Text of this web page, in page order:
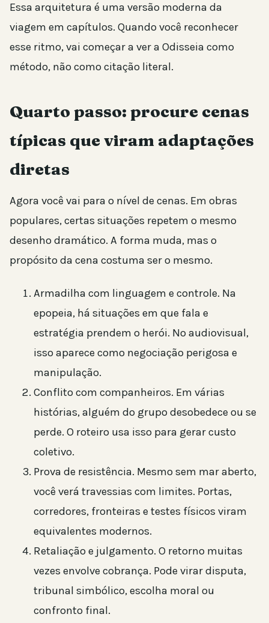
Essa arquitetura é uma versão moderna da
viagem em capítulos. Quando você reconhecer
esse ritmo, vai começar a ver a Odisseia como
método, não como citação literal.
Quarto passo: procure cenas
típicas que viram adaptações
diretas
Agora você vai para o nível de cenas. Em obras
populares, certas situações repetem o mesmo
desenho dramático. A forma muda, mas o
propósito da cena costuma ser o mesmo.
Armadilha com linguagem e controle. Na
epopeia, há situações em que fala e
estratégia prendem o herói. No audiovisual,
isso aparece como negociação perigosa e
manipulação.
Conflito com companheiros. Em várias
histórias, alguém do grupo desobedece ou se
perde. O roteiro usa isso para gerar custo
coletivo.
Prova de resistência. Mesmo sem mar aberto,
você verá travessias com limites. Portas,
corredores, fronteiras e testes físicos viram
equivalentes modernos.
Retaliação e julgamento. O retorno muitas
vezes envolve cobrança. Pode virar disputa,
tribunal simbólico, escolha moral ou
confronto final.